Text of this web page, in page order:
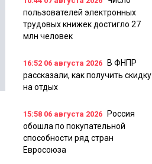
пользователей электронных
трудовых книжек достигло 27
млн человек
16:52 06 августа 2026
В ФНПР
рассказали, как получить скидку
на отдых
15:58 06 августа 2026
Россия
обошла по покупательной
способности ряд стран
Евросоюза